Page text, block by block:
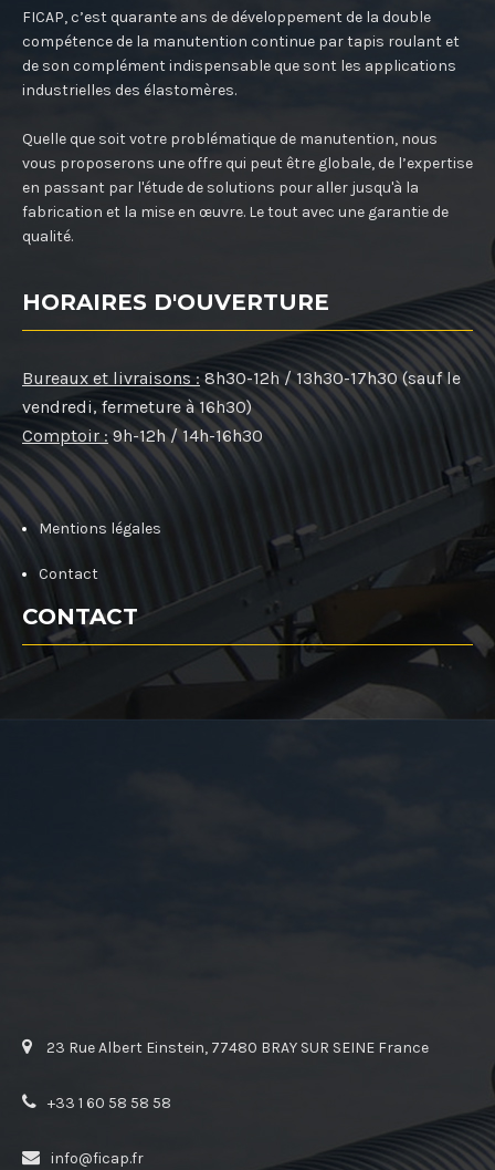
FICAP, c’est quarante ans de développement de la double
compétence de la manutention continue par tapis roulant et
de son complément indispensable que sont les applications
industrielles des élastomères.
Quelle que soit votre problématique de manutention, nous
vous proposerons une offre qui peut être globale, de l’expertise
en passant par l'étude de solutions pour aller jusqu'à la
fabrication et la mise en œuvre. Le tout avec une garantie de
qualité.
HORAIRES D'OUVERTURE
Bureaux et livraisons : 8h30-12h / 13h30-17h30 (sauf le
vendredi, fermeture à 16h30)
Comptoir : 9h-12h / 14h-16h30
Mentions légales
Contact
CONTACT
23 Rue Albert Einstein, 77480 BRAY SUR SEINE France
+33 1 60 58 58 58
info@ficap.fr